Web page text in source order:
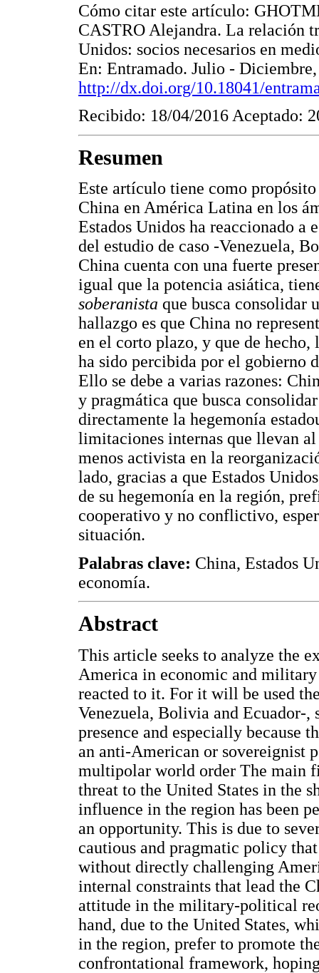
Cómo citar este artículo:
CASTRO Alejandra. La relación
Unidos: socios necesarios en
En: Entramado. Julio -
http://dx.doi.org/10.18041/
Recibido: 18/04/2016 Aceptado:
Resumen
Este artículo tiene como
China en América Latina en los
Estados Unidos ha reaccionado a
del estudio de caso -Venezuela,
China cuenta con una fuerte
igual que la potencia asiática,
soberanista que busca
hallazgo es que China no
en el corto plazo, y que de
ha sido percibida por el gobierno
Ello se debe a varias razones:
y pragmática que busca
directamente la hegemonía
limitaciones internas que llevan
menos activista en la
lado, gracias a que Estados
de su hegemonía en la región,
cooperativo y no conflictivo,
situación.
Palabras clave: China, Estados
economía.
Abstract
This article seeks to analyze the
America in economic and
reacted to it. For it will be used
Venezuela, Bolivia and Ecuador-,
presence and especially because
an anti-American or sovereignist
multipolar world order The main
threat to the United States in the
influence in the region has been
an opportunity. This is due to
cautious and pragmatic policy
without directly challenging
internal constraints that lead the
attitude in the military-political
hand, due to the United States,
in the region, prefer to promote
confrontational framework,